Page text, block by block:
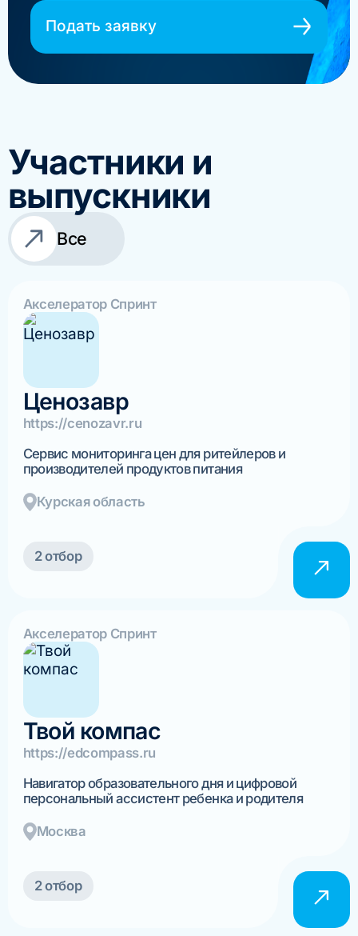
Подать заявку
Участники и
выпускники
Все
Акселератор Спринт
Ценозавр
https://cenozavr.ru
Сервис мониторинга цен для ритейлеров и
производителей продуктов питания
Курская область
2 отбор
Акселератор Спринт
Твой компас
https://edcompass.ru
Навигатор образовательного дня и цифровой
персональный ассистент ребенка и родителя
Москва
2 отбор